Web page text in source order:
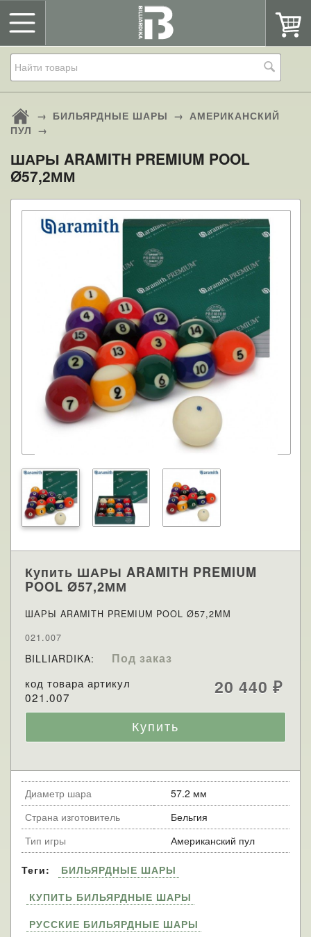
→ БИЛЬЯРДНЫЕ ШАРЫ → АМЕРИКАНСКИЙ
ПУЛ →
ШАРЫ ARAMITH PREMIUM POOL
Ø57,2ММ
Купить ШАРЫ ARAMITH PREMIUM
POOL Ø57,2ММ
ШАРЫ ARAMITH PREMIUM POOL Ø57,2ММ
021.007
BILLIARDIKA: Под заказ
код товара артикул
021.007
20 440 ₽
Диаметр шара
57.2 мм
Страна изготовитель
Бельгия
Тип игры
Американский пул
Теги:
БИЛЬЯРДНЫЕ ШАРЫ
КУПИТЬ БИЛЬЯРДНЫЕ ШАРЫ
РУССКИЕ БИЛЬЯРДНЫЕ ШАРЫ